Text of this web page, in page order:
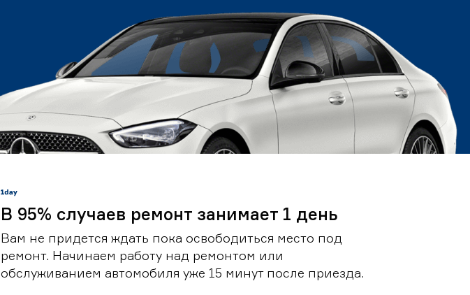
В 95% случаев ремонт занимает 1 день
Вам не придется ждать пока освободиться место под
ремонт. Начинаем работу над ремонтом или
обслуживанием автомобиля уже 15 минут после приезда.